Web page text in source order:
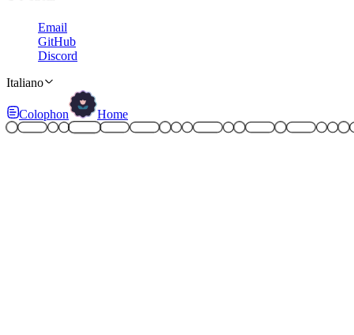
Email
GitHub
Discord
Italiano
Colophon Home